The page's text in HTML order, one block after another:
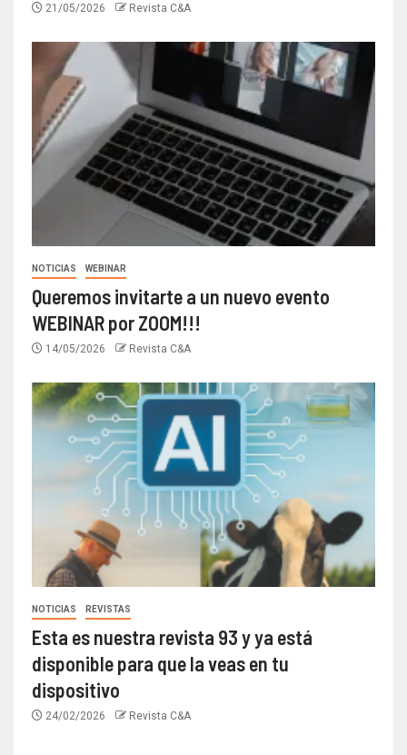
21/05/2026 Revista C&A
NOTICIAS WEBINAR
Queremos invitarte a un nuevo evento
WEBINAR por ZOOM!!!
14/05/2026 Revista C&A
NOTICIAS REVISTAS
Esta es nuestra revista 93 y ya está
disponible para que la veas en tu
dispositivo
24/02/2026 Revista C&A